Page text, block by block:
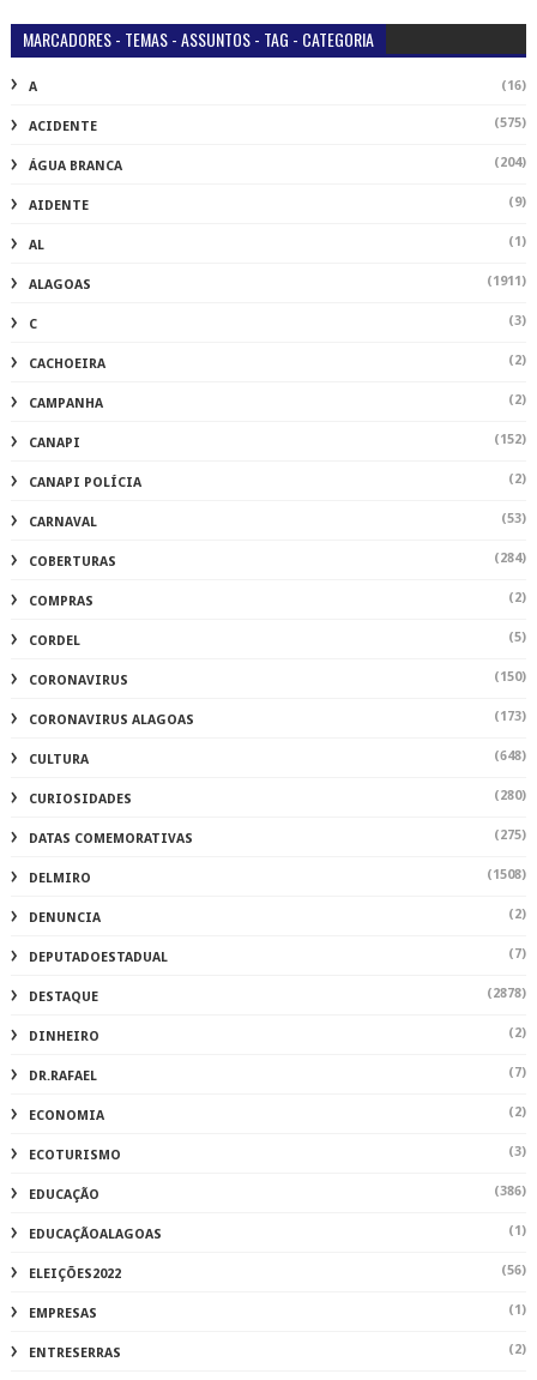
MARCADORES - TEMAS - ASSUNTOS - TAG - CATEGORIA
A (16)
ACIDENTE (575)
ÁGUA BRANCA (204)
AIDENTE (9)
AL (1)
ALAGOAS (1911)
C (3)
CACHOEIRA (2)
CAMPANHA (2)
CANAPI (152)
CANAPI POLÍCIA (2)
CARNAVAL (53)
COBERTURAS (284)
COMPRAS (2)
CORDEL (5)
CORONAVIRUS (150)
CORONAVIRUS ALAGOAS (173)
CULTURA (648)
CURIOSIDADES (280)
DATAS COMEMORATIVAS (275)
DELMIRO (1508)
DENUNCIA (2)
DEPUTADOESTADUAL (7)
DESTAQUE (2878)
DINHEIRO (2)
DR.RAFAEL (7)
ECONOMIA (2)
ECOTURISMO (3)
EDUCAÇÃO (386)
EDUCAÇÃOALAGOAS (1)
ELEIÇÕES2022 (56)
EMPRESAS (1)
ENTRESERRAS (2)